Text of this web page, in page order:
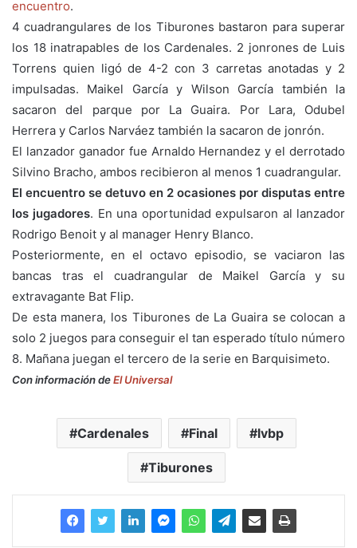
encuentro.
4 cuadrangulares de los Tiburones bastaron para superar
los 18 inatrapables de los Cardenales. 2 jonrones de Luis
Torrens quien ligó de 4-2 con 3 carretas anotadas y 2
impulsadas. Maikel García y Wilson García también la
sacaron del parque por La Guaira. Por Lara, Odubel
Herrera y Carlos Narváez también la sacaron de jonrón.
El lanzador ganador fue Arnaldo Hernandez y el derrotado
Silvino Bracho, ambos recibieron al menos 1 cuadrangular.
El encuentro se detuvo en 2 ocasiones por disputas entre
los jugadores. En una oportunidad expulsaron al lanzador
Rodrigo Benoit y al manager Henry Blanco.
Posteriormente, en el octavo episodio, se vaciaron las
bancas tras el cuadrangular de Maikel García y su
extravagante Bat Flip.
De esta manera, los Tiburones de La Guaira se colocan a
solo 2 juegos para conseguir el tan esperado título número
8. Mañana juegan el tercero de la serie en Barquisimeto.
Con información deEl Universal
Cardenales Final lvbp
Tiburones